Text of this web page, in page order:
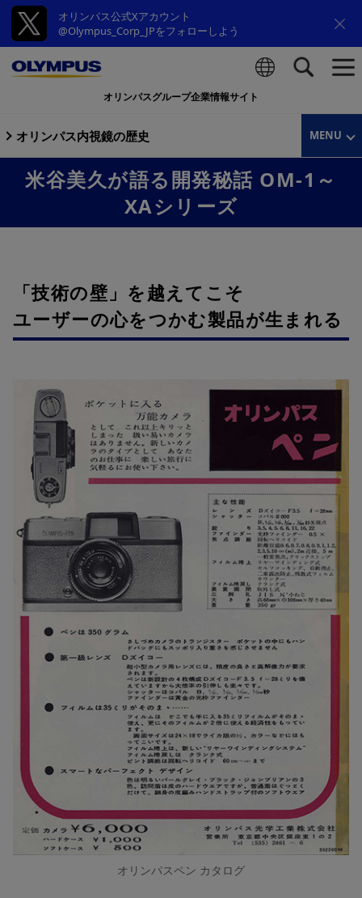
オリンパス公式Xアカウント
@Olympus_Corp_JPをフォローしよう
オリンパスグループ企業情報サイト
オリンパス内視鏡の歴史 MENU
米谷美久が語る開発秘話 OM-1～
XAシリーズ
「技術の壁」を越えてこそ
ユーザーの心をつかむ製品が生まれる
オリンパスペン カタログ